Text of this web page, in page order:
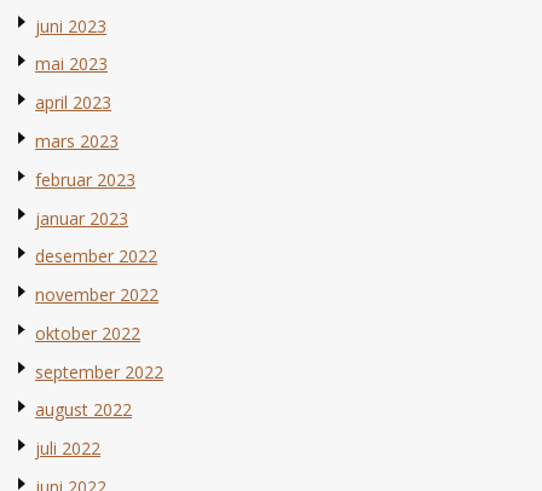
juni 2023
mai 2023
april 2023
mars 2023
februar 2023
januar 2023
desember 2022
november 2022
oktober 2022
september 2022
august 2022
juli 2022